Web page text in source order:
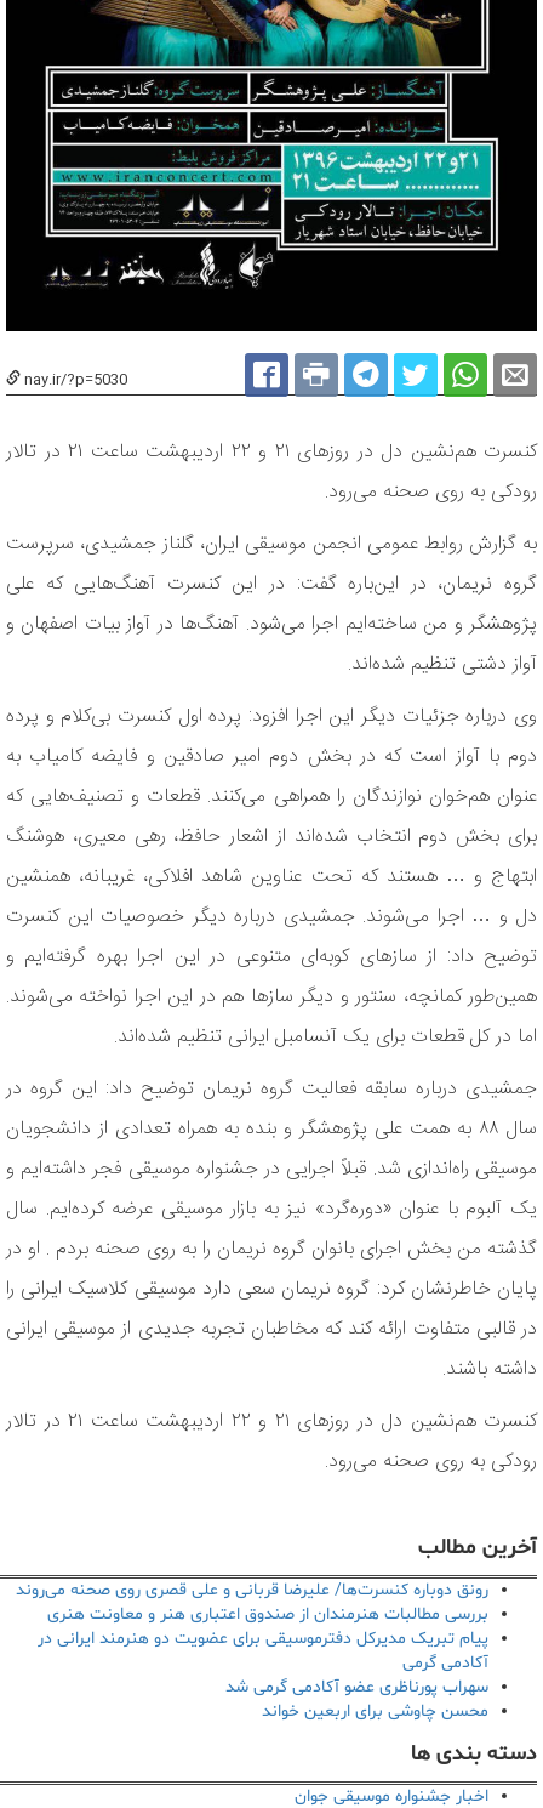
nay.ir/?p=5030
کنسرت هم‌نشین دل در روزهای ۲۱ و ۲۲ اردیبهشت ساعت ۲۱ در تالار
رودکی به روی صحنه می‌رود.
به گزارش روابط عمومی انجمن موسیقی ایران، گلناز جمشیدی، سرپرست
گروه نریمان، در این‌باره گفت: در این کنسرت آهنگ‌هایی که علی
پژوهشگر و من ساخته‌ایم اجرا می‌شود. آهنگ‌ها در آواز بیات اصفهان و
آواز دشتی تنظیم شده‌اند.
وی درباره جزئیات دیگر این اجرا افزود: پرده اول کنسرت بی‌کلام و پرده
دوم با آواز است که در بخش دوم امیر صادقین و فایضه کامیاب به
عنوان هم‌خوان نوازندگان را همراهی می‌کنند. قطعات و تصنیف‌هایی که
برای بخش دوم انتخاب شده‌اند از اشعار حافظ، رهی معیری، هوشنگ
ابتهاج و … هستند که تحت عناوین شاهد افلاکی، غریبانه، همنشین
دل و … اجرا می‌شوند. جمشیدی درباره دیگر خصوصیات این کنسرت
توضیح داد: از سازهای کوبه‌ای متنوعی در این اجرا بهره گرفته‌ایم و
همین‌طور کمانچه، سنتور و دیگر سازها هم در این اجرا نواخته می‌شوند.
اما در کل قطعات برای یک آنسامبل ایرانی تنظیم شده‌اند.
جمشیدی درباره سابقه فعالیت گروه نریمان توضیح داد: این گروه در
سال ۸۸ به همت علی پژوهشگر و بنده به همراه تعدادی از دانشجویان
موسیقی راه‌اندازی شد. قبلاً اجرایی در جشنواره موسیقی فجر داشته‌ایم و
یک آلبوم با عنوان «دوره‌گرد» نیز به بازار موسیقی عرضه کرده‌ایم. سال
گذشته من بخش اجرای بانوان گروه نریمان را به روی صحنه بردم . او در
پایان خاطرنشان کرد: گروه نریمان سعی دارد موسیقی کلاسیک ایرانی را
در قالبی متفاوت ارائه کند که مخاطبان تجربه جدیدی از موسیقی ایرانی
داشته باشند.
کنسرت هم‌نشین دل در روزهای ۲۱ و ۲۲ اردیبهشت ساعت ۲۱ در تالار
رودکی به روی صحنه می‌رود.
آخرین مطالب
رونق دوباره کنسرت‌ها/ علیرضا قربانی و علی قصری روی صحنه می‌روند
بررسی مطالبات هنرمندان از صندوق اعتباری هنر و معاونت هنری
پیام تبریک مدیرکل دفترموسیقی برای عضویت دو هنرمند ایرانی در
آکادمی گرمی
سهراب پورناظری عضو آکادمی گرمی شد
محسن چاوشی برای اربعین خواند
دسته بندی ها
اخبار جشنواره موسیقی جوان